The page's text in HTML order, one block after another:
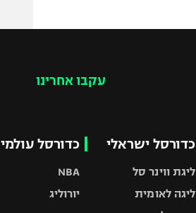
עקבו אחרינו
כדורסל ישראלי
ליגת ווינר סל
ליגה לאומית
כדורסל עולמי
NBA
יורוליג